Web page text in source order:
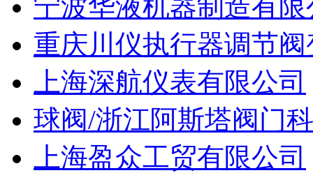
宁波华液机器制造有限
重庆川仪执行器调节
上海深航仪表有限公司
球阀/浙江阿斯塔阀门
上海盈众工贸有限公司